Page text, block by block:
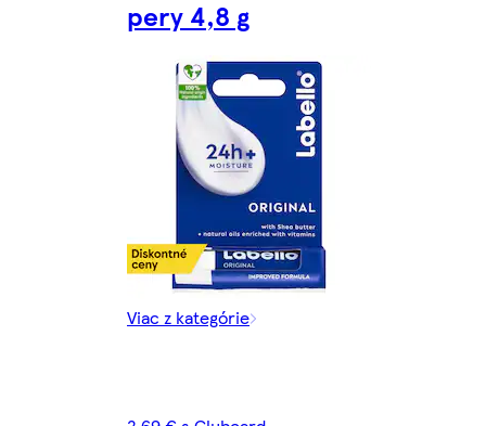
pery 4,8 g
Viac z kategórie